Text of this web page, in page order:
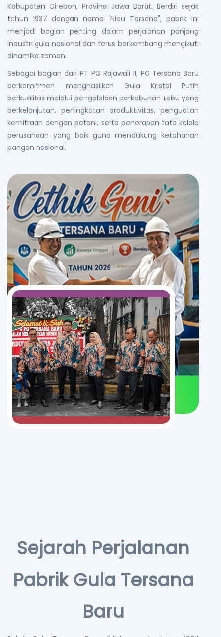
Kabupaten Cirebon, Provinsi Jawa Barat. Berdiri sejak
tahun 1937 dengan nama "Nieu Tersana", pabrik ini
menjadi bagian penting dalam perjalanan panjang
industri gula nasional dan terus berkembang mengikuti
dinamika zaman.
Sebagai bagian dari PT PG Rajawali II, PG Tersana Baru
berkomitmen menghasilkan Gula Kristal Putih
berkualitas melalui pengelolaan perkebunan tebu yang
berkelanjutan, peningkatan produktivitas, penguatan
kemitraan dengan petani, serta penerapan tata kelola
perusahaan yang baik guna mendukung ketahanan
pangan nasional.
Sejarah Perjalanan
Pabrik Gula Tersana
Baru